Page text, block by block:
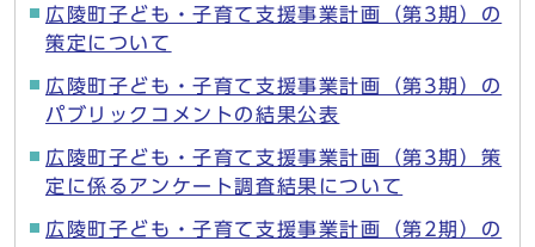
広陵町子ども・子育て支援事業計画（第3期）の
策定について
広陵町子ども・子育て支援事業計画（第3期）の
パブリックコメントの結果公表
広陵町子ども・子育て支援事業計画（第3期）策
定に係るアンケート調査結果について
広陵町子ども・子育て支援事業計画（第2期）の